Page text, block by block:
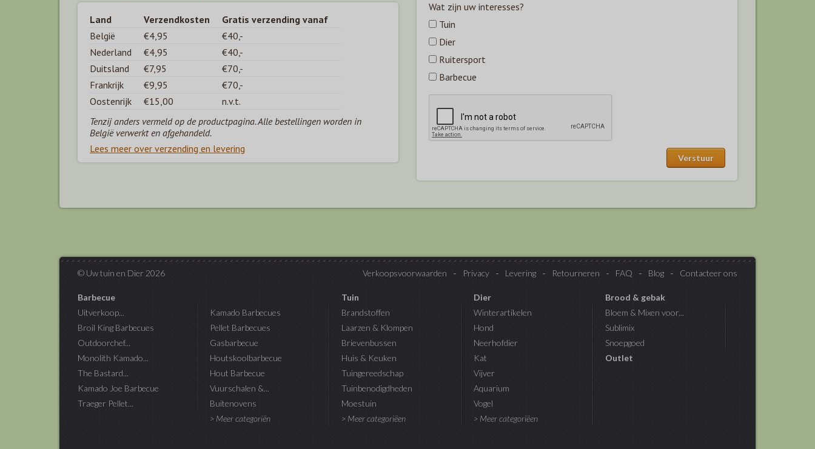
Wat zijn uw interesses?
Tuin
Dier
Ruitersport
Barbecue
Land Verzendkosten
Gratis verzending vanaf
België
€4,95
€40,-
Nederland
€4,95
€40,-
Duitsland
€7,95
€70,-
Frankrijk
€9,95
€70,-
Oostenrijk
€15,00
n.v.t.
Tenzij anders vermeld op de productpagina. Alle bestellingen worden in
België verwerkt en afgehandeld.
Lees meer over verzending en levering
© Uw tuin en Dier 2026 Verkoopsvoorwaarden Privacy Levering Retourneren FAQ Blog Contacteer ons
Barbecue
Uitverkoop...
Broil King Barbecues
Outdoorchef...
Monolith Kamado...
The Bastard...
Kamado Joe Barbecue
Traeger Pellet...
Kamado Barbecues
Pellet Barbecues
Gasbarbecue
Houtskoolbarbecue
Hout Barbecue
Vuurschalen &...
Buitenovens
> Meer categoriën
Tuin
Brandstoffen
Laarzen & Klompen
Brievenbussen
Huis & Keuken
Tuingereedschap
Tuinbenodigdheden
Moestuin
> Meer categoriëen
Dier
Winterartikelen
Hond
Neerhofdier
Kat
Vijver
Aquarium
Vogel
> Meer categoriëen
Brood & gebak
Bloem & Mixen voor...
Sublimix
Snoepgoed
Outlet